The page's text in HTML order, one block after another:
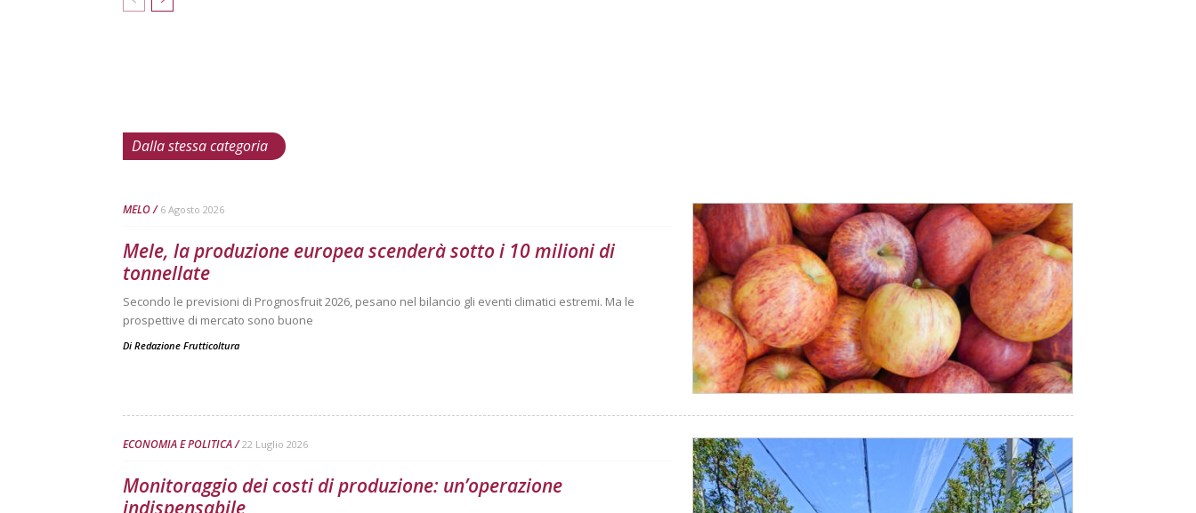
Dalla stessa categoria
MELO 6 Agosto 2026
Mele, la produzione europea scenderà sotto i 10 milioni di
tonnellate
Secondo le previsioni di Prognosfruit 2026, pesano nel bilancio gli eventi climatici estremi. Ma le
prospettive di mercato sono buone
Di Redazione Frutticoltura
ECONOMIA E POLITICA 22 Luglio 2026
Monitoraggio dei costi di produzione: un’operazione
indispensabile